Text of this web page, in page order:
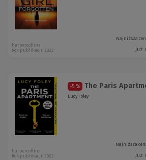
Najniższa
Już
harpercollins
Rok publikacji: 2022
-5 % The Paris
Lucy Foley
Najniższa
Już
harpercollins
Rok publikacji: 2022